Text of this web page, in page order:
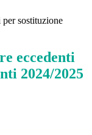
sostituzione
eccedenti
2024/2025